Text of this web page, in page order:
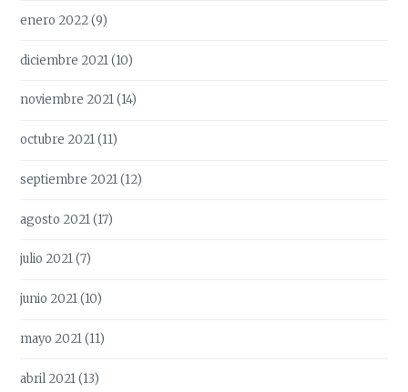
enero 2022(9)
diciembre 2021(10)
noviembre 2021(14)
octubre 2021(11)
septiembre 2021(12)
agosto 2021(17)
julio 2021(7)
junio 2021(10)
mayo 2021(11)
abril 2021(13)